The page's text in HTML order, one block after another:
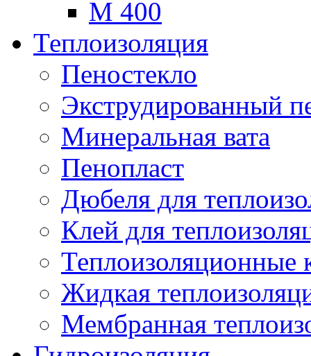
М 400
Теплоизоляция
Пеностекло
Экструдированный
Минеральная вата
Пенопласт
Дюбеля для
Клей для
Теплоизоляционные
Жидкая
Мембранная